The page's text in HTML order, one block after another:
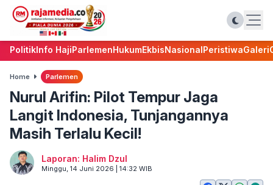
PolitikInfo HajiParlemenHukumEkbisNasionalPeristiwaGaleri
Home Parlemen
Nurul Arifin: Pilot Tempur Jaga
Langit Indonesia, Tunjangannya
Masih Terlalu Kecil!
Laporan: Halim Dzul
Minggu, 14 Juni 2026 | 14:32 WIB